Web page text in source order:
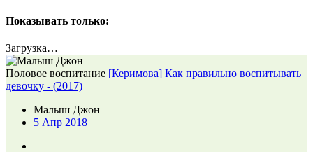
Показывать только:
Загрузка…
Половое воспитание [Керимова] Как правильно воспитывать
девочку - (2017)
Малыш Джон
5 Апр 2018